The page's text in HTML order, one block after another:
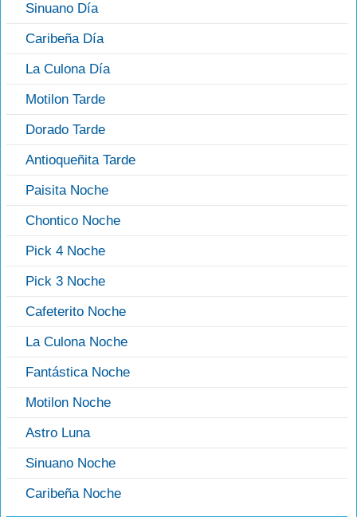
Sinuano Día
Caribeña Día
La Culona Día
Motilon Tarde
Dorado Tarde
Antioqueñita Tarde
Paisita Noche
Chontico Noche
Pick 4 Noche
Pick 3 Noche
Cafeterito Noche
La Culona Noche
Fantástica Noche
Motilon Noche
Astro Luna
Sinuano Noche
Caribeña Noche